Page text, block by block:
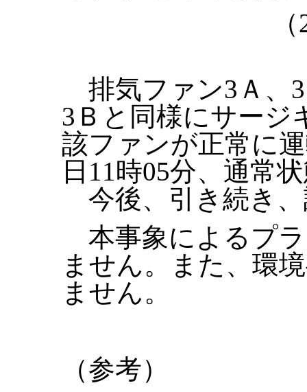
排気ファン3Ａ、
3Ｂと同様にサージ
該ファンが正常に
日11時05分、通常
今後、引き続き
本事象によるプ
ません。また、環
ません。
（参考）